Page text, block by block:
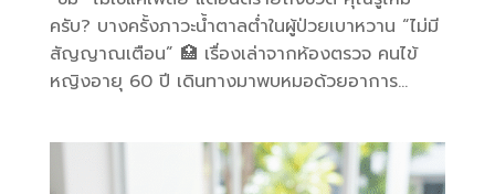
ครับ? บางครั้งภาวะน้ำตาลต่ำในผู้ป่วยเบาหวาน “ไม่มี
สัญญาณเตือน” 🏥 เรื่องเล่าจากห้องตรวจ คนไข้
หญิงอายุ 60 ปี เดินทางมาพบหมอด้วยอาการ...